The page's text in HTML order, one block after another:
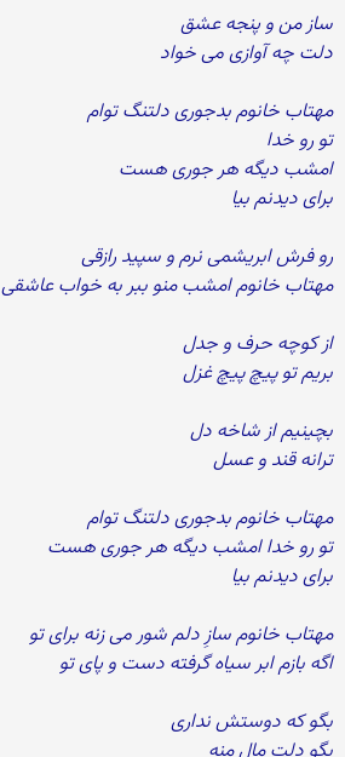
ساز من و پنجه عشق
دلت چه آوازی می خواد
مهتاب خانوم بدجوری دلتنگ توام
تو رو خدا
امشب دیگه هر جوری هست
برای دیدنم بیا
رو فرش ابریشمی نرم و سپید رازقی
مهتاب خانوم امشب منو ببر به خواب عاشقی
از کوچه حرف و جدل
بریم تو پیچ پیچ غزل
بچینیم از شاخه دل
ترانه قند و عسل
مهتاب خانوم بدجوری دلتنگ توام
تو رو خدا امشب دیگه هر جوری هست
برای دیدنم بیا
مهتاب خانوم سازِ دلم شور می زنه برای تو
اگه بازم ابر سیاه گرفته دست و پای تو
بگو که دوستش نداری